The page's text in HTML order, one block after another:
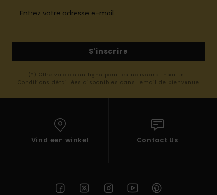
S'inscrire
(*) Offre valable en ligne pour les nouveaux inscrits -
Conditions détaillées disponibles dans l'email de bienvenue
Vind een winkel Contact Us